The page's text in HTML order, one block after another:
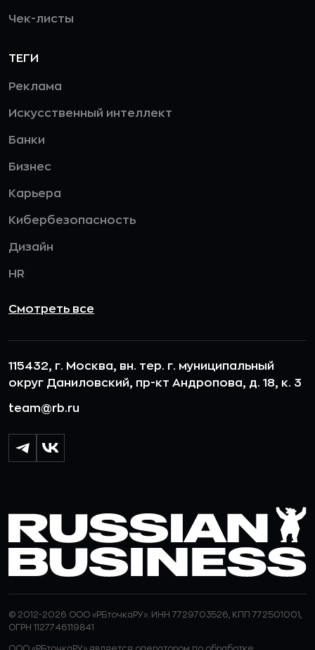
Чек-листы
ТЕГИ
Реклама
Искусственный интеллект
Банки
Бизнес
Карьера
Кибербезопасность
Дизайн
HR
Смотреть все
115432, г. Москва, вн. тер. г. муниципальный
округ Даниловский, пр-кт Андропова, д. 18, к. 3
team@rb.ru
© 2012-2026 ООО «РБточкаРУ». ИНН 7729703526, КПП 772501001,
ОГРН 1127746119841